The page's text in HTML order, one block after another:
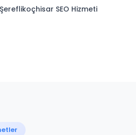
Şereflikoçhisar SEO Hizmeti